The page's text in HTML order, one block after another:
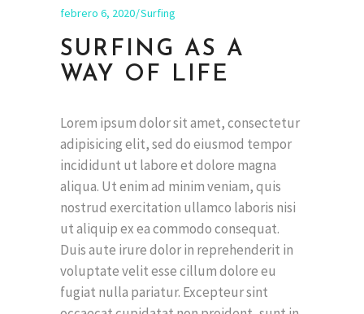
febrero 6, 2020 Surfing
SURFING AS A
WAY OF LIFE
Lorem ipsum dolor sit amet, consectetur
adipisicing elit, sed do eiusmod tempor
incididunt ut labore et dolore magna
aliqua. Ut enim ad minim veniam, quis
nostrud exercitation ullamco laboris nisi
ut aliquip ex ea commodo consequat.
Duis aute irure dolor in reprehenderit in
voluptate velit esse cillum dolore eu
fugiat nulla pariatur. Excepteur sint